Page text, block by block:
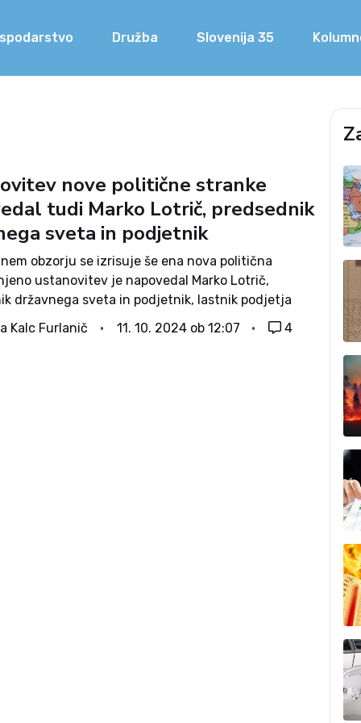
Družba Slovenija 35
nove politične stranke
tudi Marko Lotrič, predsednik
sveta in podjetnik
obzorju se izrisuje še ena nova politična
ustanovitev je napovedal Marko Lotrič,
državnega sveta in podjetnik, lastnik podjetja
Kot je potrdil za N1, so v njegovi iniciativi
podpise za ustanovitev nove...
Kalc Furlanič 11. 10. 2024 ob 12:07 4